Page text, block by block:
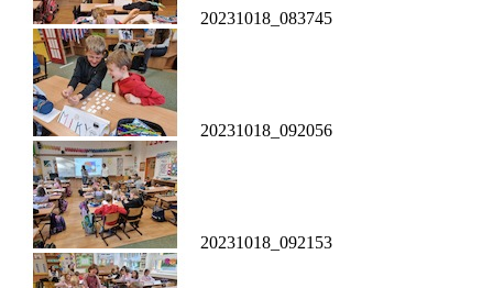
20231018_083745
20231018_092056
20231018_092153